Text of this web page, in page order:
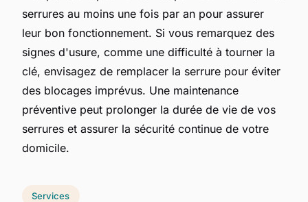
serrures au moins une fois par an pour assurer
leur bon fonctionnement. Si vous remarquez des
signes d'usure, comme une difficulté à tourner la
clé, envisagez de remplacer la serrure pour éviter
des blocages imprévus. Une maintenance
préventive peut prolonger la durée de vie de vos
serrures et assurer la sécurité continue de votre
domicile.
Services